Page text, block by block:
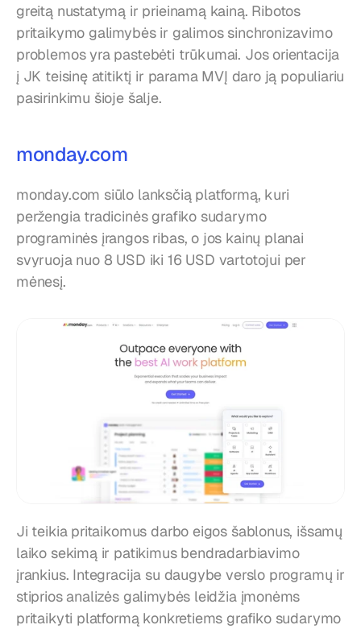
greitą nustatymą ir prieinamą kainą. Ribotos
pritaikymo galimybės ir galimos sinchronizavimo
problemos yra pastebėti trūkumai. Jos orientacija
į JK teisinę atitiktį ir parama MVĮ daro ją populiariu
pasirinkimu šioje šalje.
monday.com
monday.com siūlo lanksčią platformą, kuri
peržengia tradicinės grafiko sudarymo
programinės įrangos ribas, o jos kainų planai
svyruoja nuo 8 USD iki 16 USD vartotojui per
mėnesį.
Ji teikia pritaikomus darbo eigos šablonus, išsamų
laiko sekimą ir patikimus bendradarbiavimo
įrankius. Integracija su daugybe verslo programų ir
stiprios analizės galimybės leidžia įmonėms
pritaikyti platformą konkretiems grafiko sudarymo